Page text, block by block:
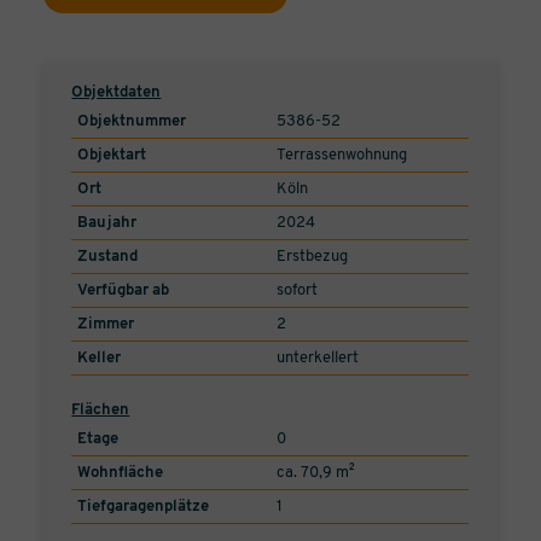
Objektdaten
Objektnummer
5386-52
Objektart Terrassenwohnung
Ort Köln
Baujahr 2024
Zustand Erstbezug
Verfügbar ab sofort
Zimmer 2
Keller unterkellert
Flächen
Etage
0
Wohnfläche ca. 70,9 m²
Tiefgaragenplätze 1